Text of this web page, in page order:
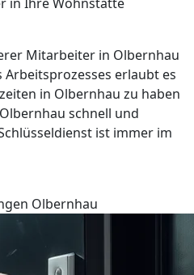
Mitarbeiter in Olbernhau
erlaubt es
in Olbernhau zu haben
schnell und
ist immer im
Olbernhau